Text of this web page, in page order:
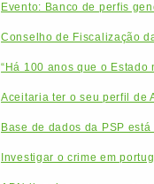
Evento: Banco de perfis
Conselho de Fiscalização
“Há 100 anos que o
Aceitaria ter o seu perfil de
Base de dados da PSP está
Investigar o crime em